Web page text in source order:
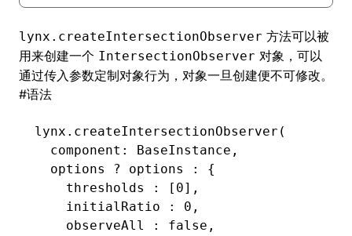
lynx.createIntersectionObserver 方法可以被
用来创建一个 IntersectionObserver 对象，可以
通过传入参数定制对象行为，对象一旦创建便不可修改。
#语法
lynx .createIntersectionObserver (
  component: BaseInstance
,
  options
? options :
{
    thresholds
: [ 0] ,
    initialRatio
: 0 ,
    observeAll
: false ,